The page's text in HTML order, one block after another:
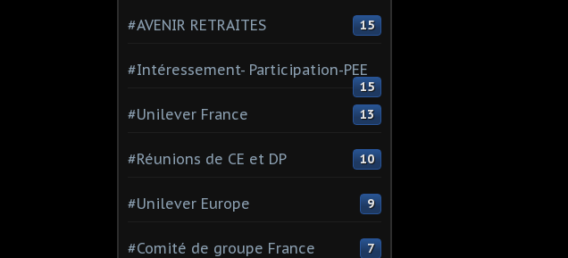
#AVENIR RETRAITES 15
#Intéressement- Participation-PEE
15
#Unilever France 13
#Réunions de CE et DP 10
#Unilever Europe 9
#Comité de groupe France 7